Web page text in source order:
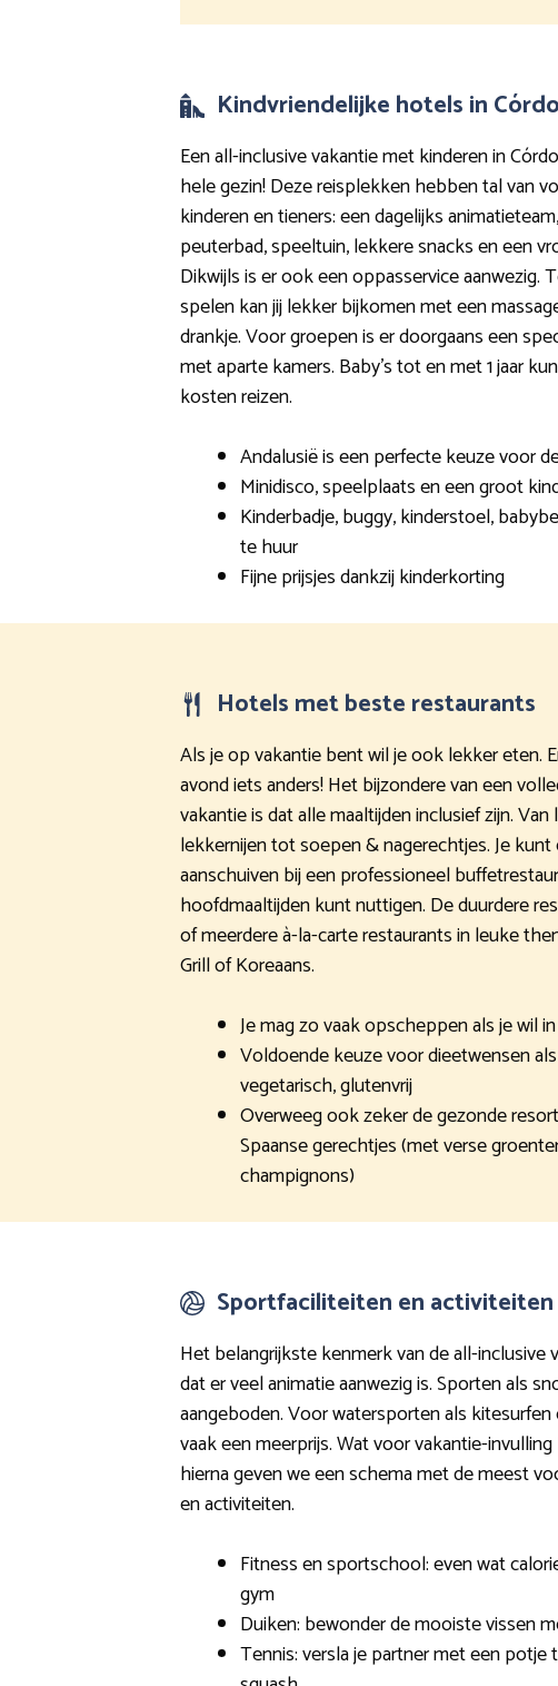
Kindvriendelijke hotels in
Een all-inclusive vakantie met kinderen in
hele gezin! Deze reisplekken hebben tal van
kinderen en tieners: een dagelijks
peuterbad, speeltuin, lekkere snacks en een
Dikwijls is er ook een oppasservice aanwezig.
spelen kan jij lekker bijkomen met een
drankje. Voor groepen is er doorgaans een
met aparte kamers. Baby’s tot en met 1 jaar
kosten reizen.
Andalusië is een perfecte keuze voor
Minidisco, speelplaats en een groot
Kinderbadje, buggy, kinderstoel,
te huur
Fijne prijsjes dankzij kinderkorting
Hotels met beste restaurants
Als je op vakantie bent wil je ook lekker eten.
avond iets anders! Het bijzondere van een
vakantie is dat alle maaltijden inclusief zijn.
lekkernijen tot soepen & nagerechtjes. Je kunt
aanschuiven bij een professioneel
hoofdmaaltijden kunt nuttigen. De duurdere
of meerdere à-la-carte restaurants in leuke
Grill of Koreaans.
Je mag zo vaak opscheppen als je wil
Voldoende keuze voor dieetwensen
vegetarisch, glutenvrij
Overweeg ook zeker de gezonde
Spaanse gerechtjes (met verse
champignons)
Sportfaciliteiten en activiteiten
Het belangrijkste kenmerk van de all-inclusive
dat er veel animatie aanwezig is. Sporten als
aangeboden. Voor watersporten als
vaak een meerprijs. Wat voor vakantie-
hierna geven we een schema met de meest
en activiteiten.
Fitness en sportschool: even wat
gym
Duiken: bewonder de mooiste vissen
Tennis: versla je partner met een potje